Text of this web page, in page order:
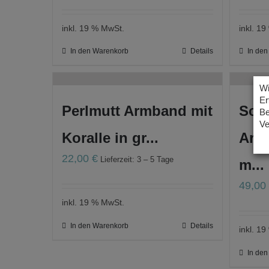
inkl. 19 % MwSt.
In den Warenkorb Details
inkl. 19
In
Perlmutt Armband mit
Koralle in gr...
22,00 € Lieferzeit: 3 – 5 Tage
inkl. 19 % MwSt.
In den Warenkorb Details
m...
49,00
inkl. 19
In